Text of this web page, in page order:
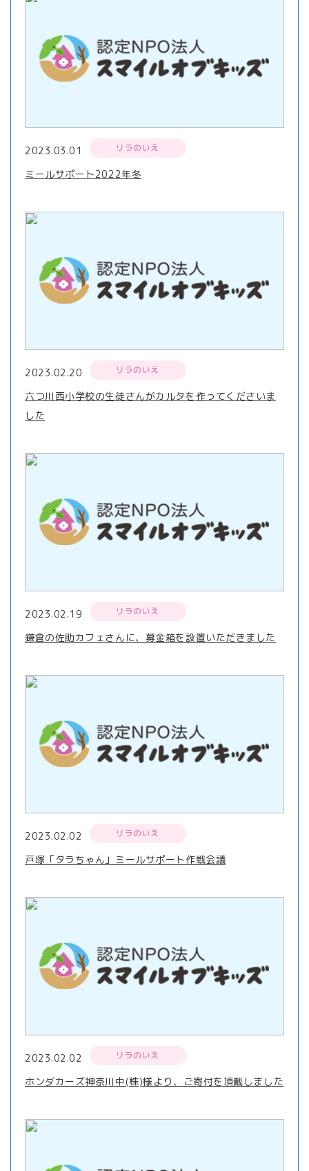
2023.03.01 リラのいえ
ミールサポート2022年冬
2023.02.20 リラのいえ
六つ川西小学校の生徒さんがカルタを作ってくださいま
した
2023.02.19 リラのいえ
鎌倉の佐助カフェさんに、募金箱を設置いただきました
2023.02.02 リラのいえ
戸塚「タラちゃん」ミールサポート作戦会議
2023.02.02 リラのいえ
ホンダカーズ神奈川中(株)様より、ご寄付を頂戴しました